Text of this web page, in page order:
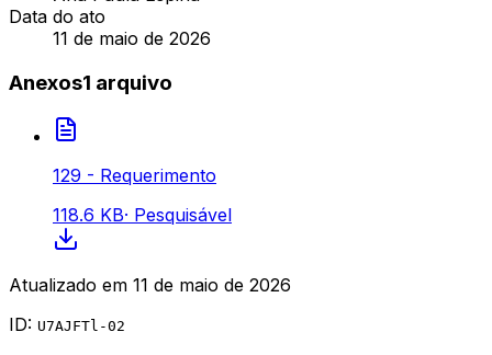
Data do ato
11 de maio de 2026
Anexos1 arquivo
129 - Requerimento
118.6 KB· Pesquisável
Atualizado em 11 de maio de 2026
ID: U7AJFTl-02